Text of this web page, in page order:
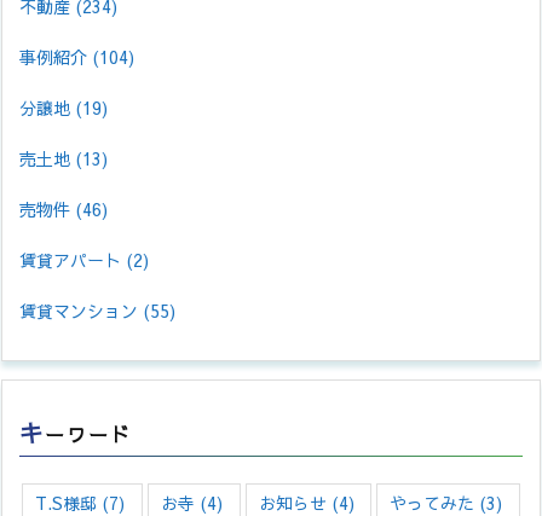
不動産 (234)
事例紹介 (104)
分譲地 (19)
売土地 (13)
売物件 (46)
賃貸アパート (2)
賃貸マンション (55)
キーワード
T.S様邸 (7) お寺 (4) お知らせ (4) やってみた (3)